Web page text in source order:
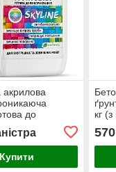
акрилова
до
Купити
кг
570